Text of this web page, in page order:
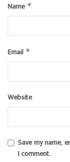
Name *
Email *
Website
Save my name,
I comment.